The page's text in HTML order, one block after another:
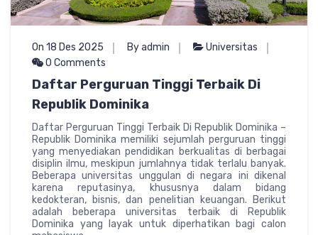
On 18 Des 2025 By admin
Universitas
0 Comments
Daftar Perguruan Tinggi Terbaik Di
Republik Dominika
Daftar Perguruan Tinggi Terbaik Di Republik Dominika –
Republik Dominika memiliki sejumlah perguruan tinggi
yang menyediakan pendidikan berkualitas di berbagai
disiplin ilmu, meskipun jumlahnya tidak terlalu banyak.
Beberapa universitas unggulan di negara ini dikenal
karena reputasinya, khususnya dalam bidang
kedokteran, bisnis, dan penelitian keuangan. Berikut
adalah beberapa universitas terbaik di Republik
Dominika yang layak untuk diperhatikan bagi calon